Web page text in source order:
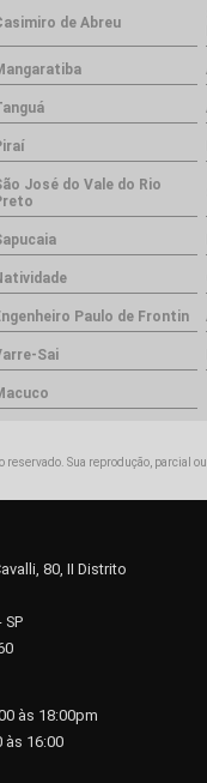
de Abreu
José do Vale do Rio
Paulo de Frontin
Sai
reservado. Sua reprodução,
80, II Distrito
às 18:00pm
às 16:00